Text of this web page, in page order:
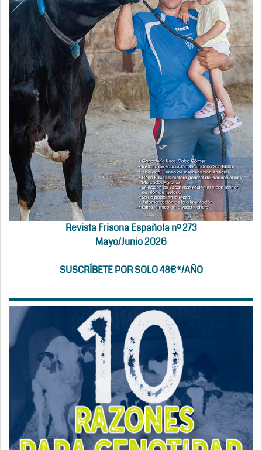
Revista Frisona Española nº 273
Mayo/Junio 2026
SUSCRÍBETE POR SOLO 48€*/AÑO